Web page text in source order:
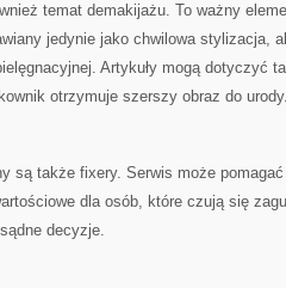
temat demakijażu. To ważny
jedynie jako chwilowa stylizacja,
Artykuły mogą dotyczyć
otrzymuje szerszy obraz do
są także fixery. Serwis może
dla osób, które czują się
decyzje.